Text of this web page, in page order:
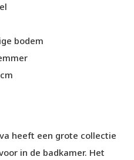
bodem
heeft een grote collectie
in de badkamer. Het